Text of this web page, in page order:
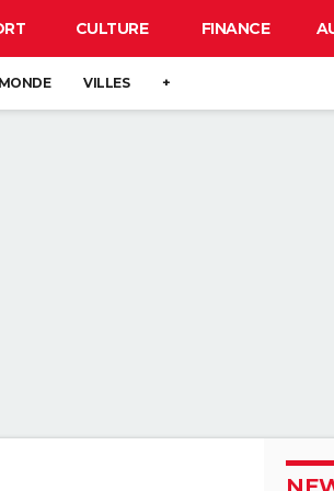
CULTURE FINANCE
MONDE VILLES +